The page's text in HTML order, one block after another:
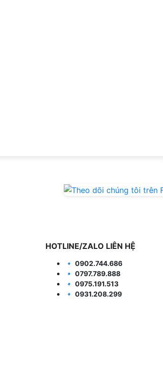
HOTLINE/ZALO LIÊN HỆ
🔹 0902.744.686
🔹 0797.789.888
🔹 0975.191.513
🔹 0931.208.299